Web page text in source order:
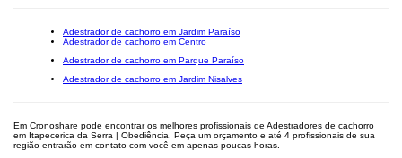
Adestrador de cachorro em Jardim Paraíso
Adestrador de cachorro em Centro
Adestrador de cachorro em Parque Paraíso
Adestrador de cachorro em Jardim Nisalves
Em Cronoshare pode encontrar os melhores profissionais de Adestradores de cachorro
em Itapecerica da Serra | Obediência. Peça um orçamento e até 4 profissionais de sua
região entrarão em contato com você em apenas poucas horas.